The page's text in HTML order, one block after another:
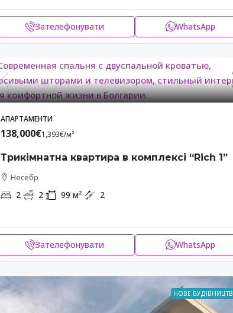
Зателефонувати WhatsApp
АПАРТАМЕНТИ
138,000€1,393€/м²
Трикімнатна квартира в комплексі “Rich 1”
Несебр
2 2 99 м² 2
Зателефонувати WhatsApp
НОВЕ